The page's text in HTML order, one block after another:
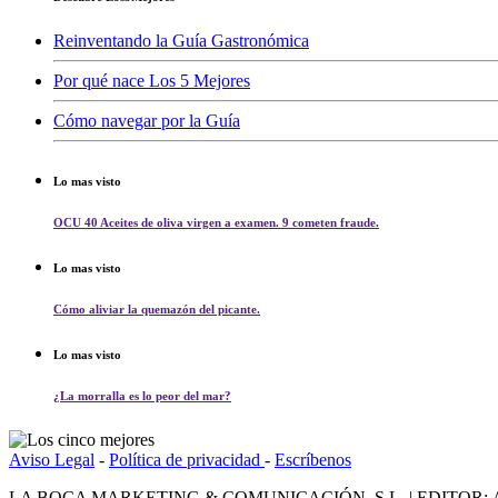
Reinventando la Guía Gastronómica
Por qué nace Los 5 Mejores
Cómo navegar por la Guía
Lo mas visto
OCU 40 Aceites de oliva virgen a examen. 9 cometen fraude.
Lo mas visto
Cómo aliviar la quemazón del picante.
Lo mas visto
¿La morralla es lo peor del mar?
Aviso Legal - Política de privacidad - Escríbenos